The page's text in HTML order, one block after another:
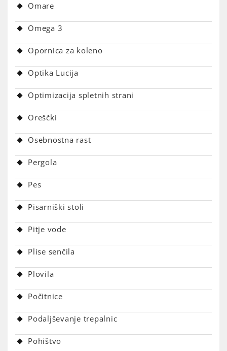
Omare
Omega 3
Opornica za koleno
Optika Lucija
Optimizacija spletnih strani
Oreščki
Osebnostna rast
Pergola
Pes
Pisarniški stoli
Pitje vode
Plise senčila
Plovila
Počitnice
Podaljševanje trepalnic
Pohištvo